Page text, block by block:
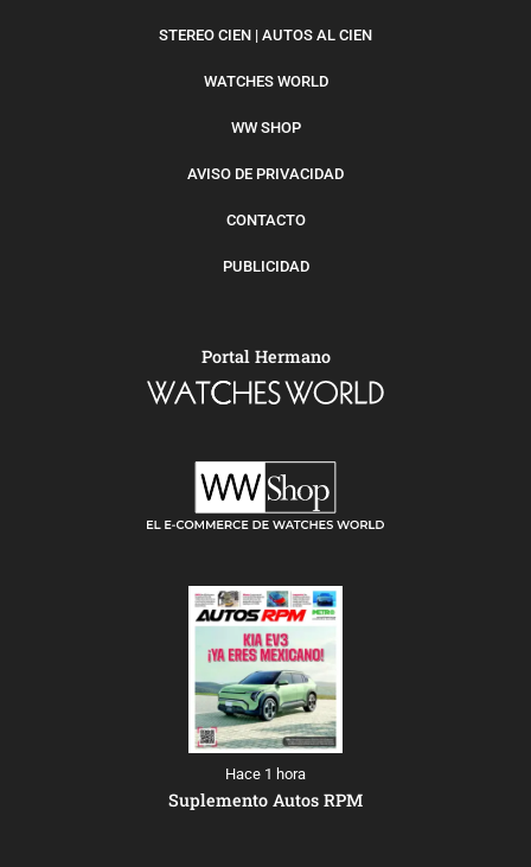
STEREO CIEN | AUTOS AL CIEN
WATCHES WORLD
WW SHOP
AVISO DE PRIVACIDAD
CONTACTO
PUBLICIDAD
Portal Hermano
Hace 1 hora
Suplemento Autos RPM